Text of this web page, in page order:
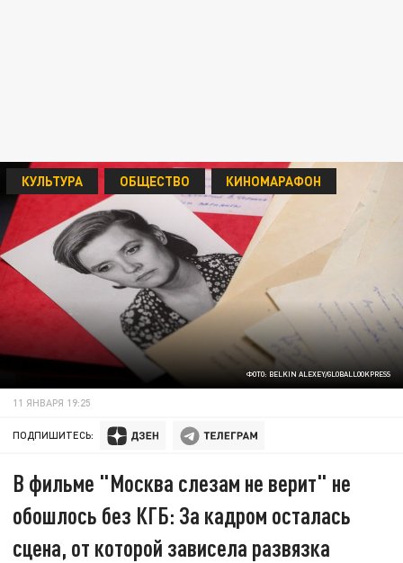
ФОТО: BELKIN ALEXEY/GLOBALLOOKPRESS
КУЛЬТУРА ОБЩЕСТВО КИНОМАРАФОН
11 ЯНВАРЯ 19:25
ПОДПИШИТЕСЬ:
В фильме "Москва слезам не верит" не
обошлось без КГБ: За кадром осталась
сцена, от которой зависела развязка